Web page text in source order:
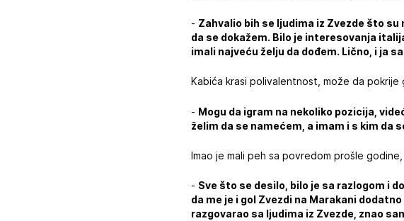
- Zahvalio bih se ljudima iz Zvezde što
da se dokažem. Bilo je interesovanja
imali najveću želju da dođem. Lično, i ja
Kabića krasi polivalentnost, može da
- Mogu da igram na nekoliko pozicija,
želim da se namećem, a imam i s kim da
Imao je mali peh sa povredom prošle
- Sve što se desilo, bilo je sa razlogom i
da me je i gol Zvezdi na Marakani
razgovarao sa ljudima iz Zvezde, znao